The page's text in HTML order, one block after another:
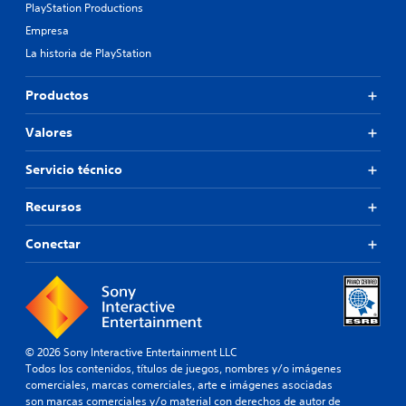
PlayStation Productions
Empresa
La historia de PlayStation
Productos
Valores
Servicio técnico
Recursos
Conectar
© 2026 Sony Interactive Entertainment LLC
Todos los contenidos, títulos de juegos, nombres y/o imágenes
comerciales, marcas comerciales, arte e imágenes asociadas
son marcas comerciales y/o material con derechos de autor de